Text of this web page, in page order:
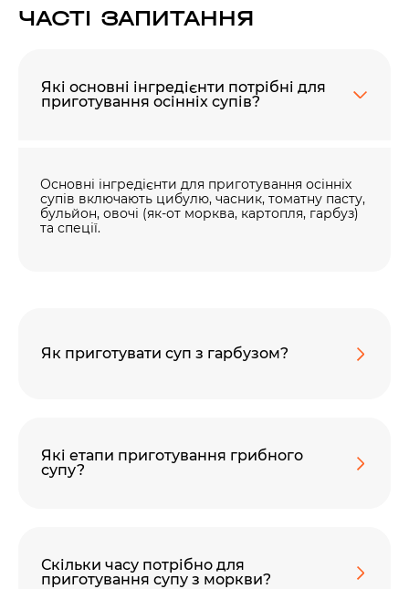
ЧАСТІ ЗАПИТАННЯ
Які основні інгредієнти потрібні для
приготування осінніх супів?
Основні інгредієнти для приготування осінніх
супів включають цибулю, часник, томатну пасту,
бульйон, овочі (як-от морква, картопля, гарбуз)
та спеції.
Як приготувати суп з гарбузом?
Які етапи приготування грибного
супу?
Скільки часу потрібно для
приготування супу з моркви?